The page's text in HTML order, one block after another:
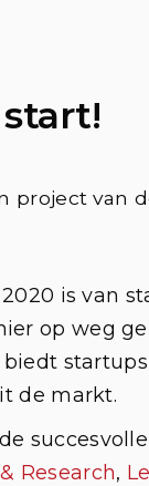
project van
is van
op weg
de markt.
Research,